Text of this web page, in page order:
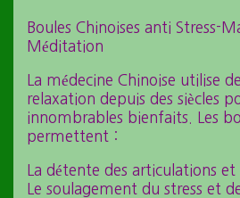
Boules Chinoises anti Stress-
Méditation
La médecine Chinoise utilise
relaxation depuis des siècles
innombrables bienfaits. Les
permettent :
La détente des articulations et
Le soulagement du stress et